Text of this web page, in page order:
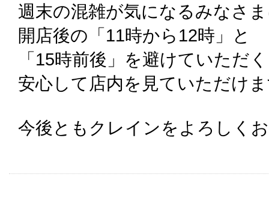
週末の混雑が気になるみなさ
開店後の「11時から12時」と
「15時前後」を避けていただ
安心して店内を見ていただけ
今後ともクレインをよろしく